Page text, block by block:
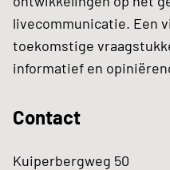
livecommunicatie. Een
toekomstige
informatief en
Contact
Kuiperbergweg 50